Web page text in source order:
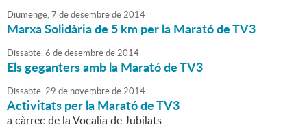
Diumenge,7 dedesembrede2014
Marxa Solidària de 5 km per la Marató de TV3
Dissabte,6 dedesembrede2014
Els geganters amb la Marató de TV3
Dissabte,29 de novembrede2014
Activitats per la Marató de TV3
a càrrec de la Vocalia de Jubilats